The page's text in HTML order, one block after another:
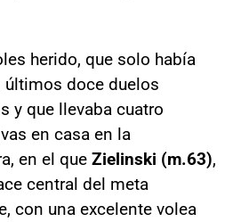
herido, que solo había
últimos doce duelos
y que llevaba cuatro
en casa en la
en el que Zielinski (m.63),
central del meta
con una excelente volea